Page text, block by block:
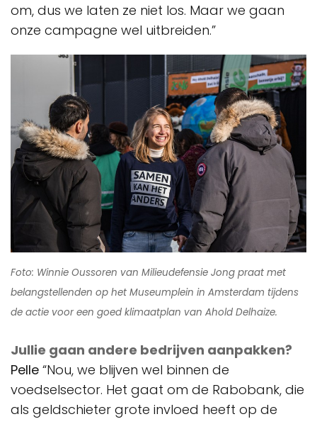
om, dus we laten ze niet los. Maar we gaan
onze campagne wel uitbreiden.”
Foto: Winnie Oussoren van Milieudefensie Jong praat met
belangstellenden op het Museumplein in Amsterdam tijdens
de actie voor een goed klimaatplan van Ahold Delhaize.
Jullie gaan andere bedrijven aanpakken?
Pelle “Nou, we blijven wel binnen de
voedselsector. Het gaat om de Rabobank, die
als geldschieter grote invloed heeft op de